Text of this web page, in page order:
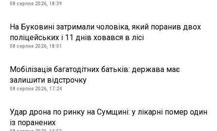
08 серпня 2026, 18:39
На Буковині затримали чоловіка, який поранив двох
поліцейських і 11 днів ховався в лісі
08 серпня 2026, 18:01
Мобілізація багатодітних батьків: держава має
залишити відстрочку
08 серпня 2026, 17:24
Удар дрона по ринку на Сумщині: у лікарні помер один
із поранених